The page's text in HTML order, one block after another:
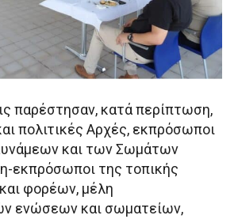
παρέστησαν, κατά περίπτωση,
πολιτικές Αρχές, εκπρόσωποι
και των Σωμάτων
εκπρόσωποι της τοπικής
φορέων, μέλη
ενώσεων και σωματείων,